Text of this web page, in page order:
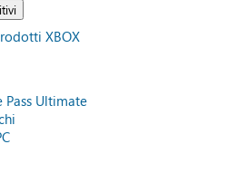
XBOX
Pass Ultimate